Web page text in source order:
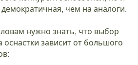
чем на аналоги.
нужно знать, что выбор
оснастки зависит от большого